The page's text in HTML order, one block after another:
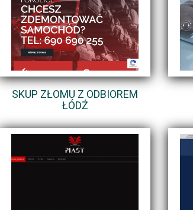
SKUP ZŁOMU Z ODBIOREM
ŁÓDŹ